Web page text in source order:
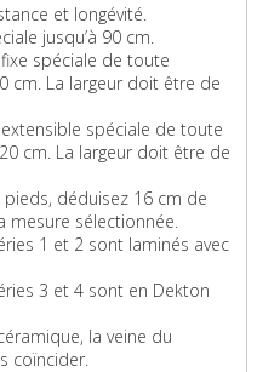
et longévité.
jusqu’à 90 cm.
spéciale de toute
cm. La largeur doit être de
spéciale de toute
cm. La largeur doit être de
déduisez 16 cm de
mesure sélectionnée.
1 et 2 sont laminés avec
3 et 4 sont en Dekton
la veine du
coïncider.